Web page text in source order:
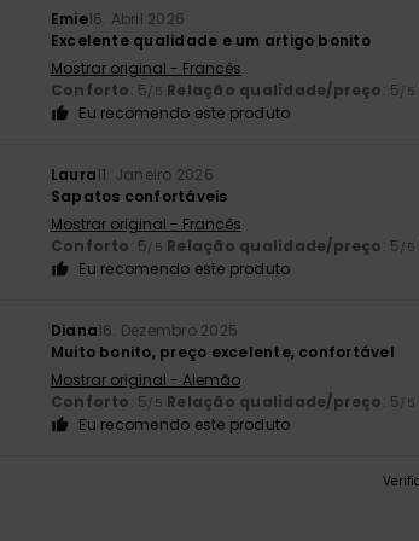
Emie16. Abril 2026
Excelente qualidade e um artigo bonito
Mostrar original - Francês
Conforto: 5/5 Relação qualidade/preço: 5/5
Eu recomendo este produto
Laura11. Janeiro 2026
Sapatos confortáveis
Mostrar original - Francês
Conforto: 5/5 Relação qualidade/preço: 5/5
Eu recomendo este produto
Diana16. Dezembro 2025
Muito bonito, preço excelente, confortável
Mostrar original - Alemão
Conforto: 5/5 Relação qualidade/preço: 5/5
Eu recomendo este produto